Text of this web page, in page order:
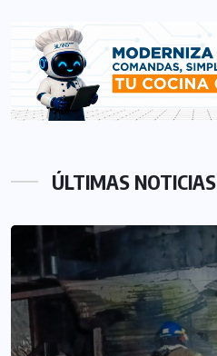
ÚLTIMAS NOTICIAS